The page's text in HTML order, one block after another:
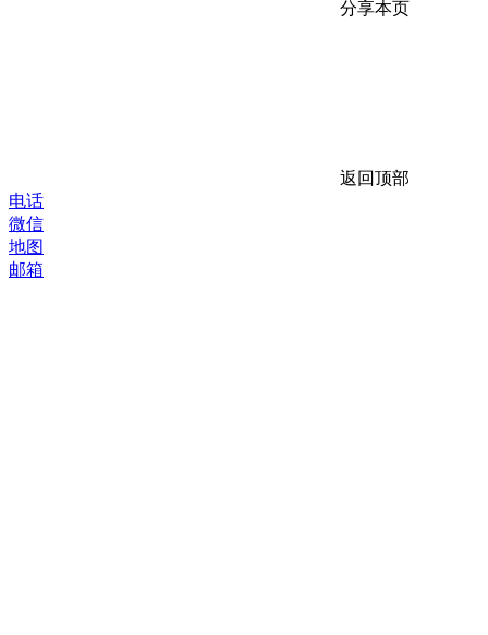
分享本页
返回顶部
电话
微信
地图
邮箱